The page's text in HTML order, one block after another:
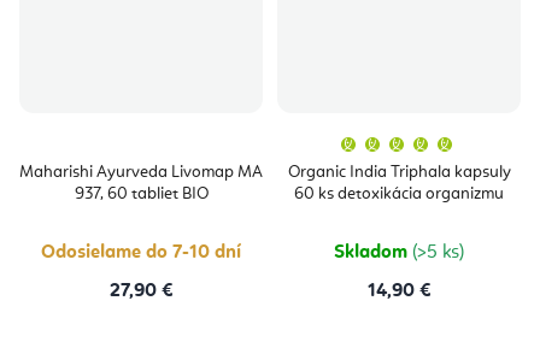
Maharishi Ayurveda Livomap MA
937, 60 tabliet BIO
Odosielame do 7-10 dní
27,90 €
Organic India Triphala kapsuly
60 ks detoxikácia organizmu
produktu
je
5,0
Skladom (>5 ks)
14,90 €